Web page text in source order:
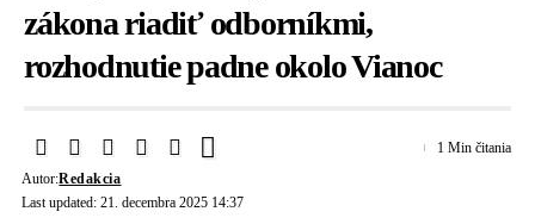
zákona riadiť odborníkmi,
rozhodnutie padne okolo Vianoc
Last updated: 21. decembra 2025 14:37
Autor:Redakcia
1 Min čitania